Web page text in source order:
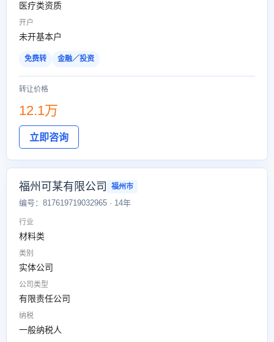
医疗类资质
开户
未开基本户
免费转 金融／投资
转让价格
12.1万
立即咨询
福州可某有限公司 福州市
编号：817619719032965 · 14年
行业
材料类
类别
实体公司
公司类型
有限责任公司
纳税
一般纳税人